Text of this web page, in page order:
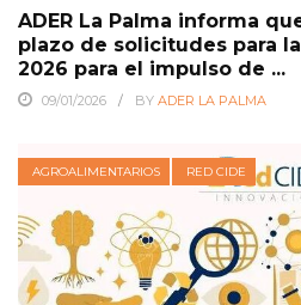
ADER La Palma informa
plazo de solicitudes para
2026 para el impulso de ...
09/01/2026 BY ADER LA PALMA
AGROALIMENTARIOS RED CIDE